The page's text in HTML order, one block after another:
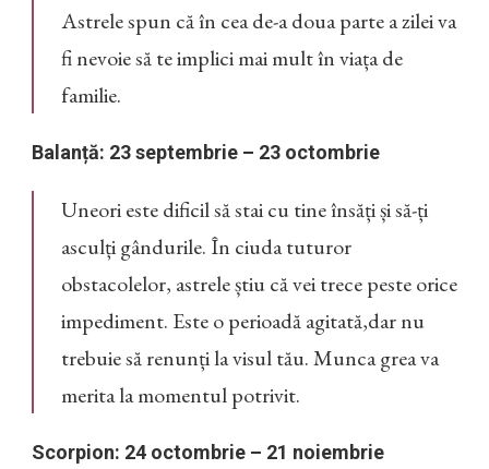
Astrele spun că în cea de-a doua parte a zilei va
fi nevoie să te implici mai mult în viața de
familie.
Balanță: 23 septembrie – 23 octombrie
Uneori este dificil să stai cu tine însăți și să-ți
asculți gândurile. În ciuda tuturor
obstacolelor, astrele știu că vei trece peste orice
impediment. Este o perioadă agitată,dar nu
trebuie să renunți la visul tău. Munca grea va
merita la momentul potrivit.
Scorpion: 24 octombrie – 21 noiembrie